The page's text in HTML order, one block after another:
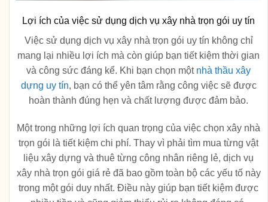
Lợi ích của việc sử dụng dịch vụ xây nhà trọn gói uy tín
Việc sử dụng dịch vụ xây nhà trọn gói uy tín không chỉ
mang lại nhiều lợi ích mà còn giúp bạn tiết kiệm thời gian
và công sức đáng kể. Khi bạn chọn một nhà thầu xây
dựng uy tín, bạn có thể yên tâm rằng công việc sẽ được
hoàn thành đúng hẹn và chất lượng được đảm bảo.
Một trong những lợi ích quan trọng của việc chọn xây nhà
trọn gói là tiết kiệm chi phí. Thay vì phải tìm mua từng vật
liệu xây dựng và thuê từng công nhân riêng lẻ, dịch vụ
xây nhà trọn gói giá rẻ đã bao gồm toàn bộ các yếu tố này
trong một gói duy nhất. Điều này giúp bạn tiết kiệm được